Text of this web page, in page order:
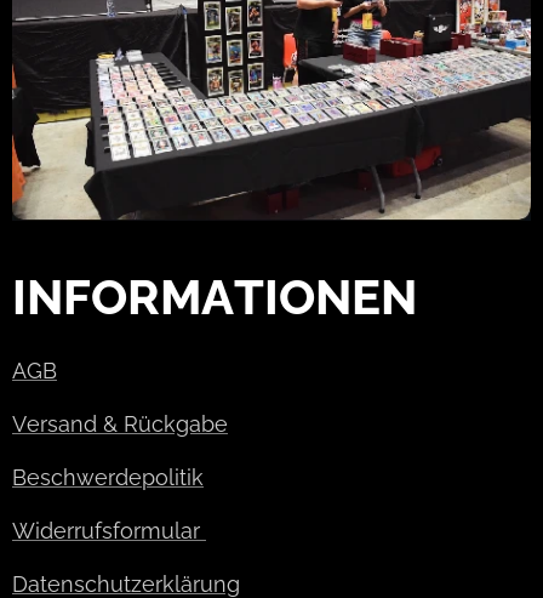
INFORMATIONEN
AGB
Versand & Rückgabe
Beschwerdepolitik
Widerrufsformular
Datenschutzerklärung